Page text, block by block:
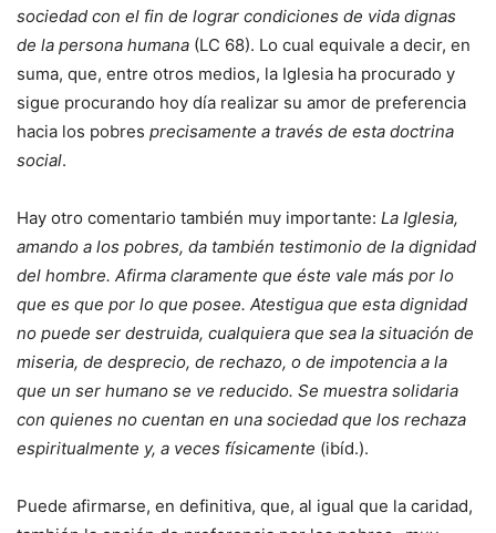
sociedad con el fin de lograr condiciones de vida dignas
de la persona humana (LC 68). Lo cual equivale a decir, en
suma, que, entre otros medios, la Iglesia ha procurado y
sigue procurando hoy día realizar su amor de preferencia
hacia los pobres precisamente a través de esta doctrina
social.
Hay otro comentario también muy importante: La Iglesia,
amando a los pobres, da también testimonio de la dignidad
del hombre. Afirma claramente que éste vale más por lo
que es que por lo que posee. Atestigua que esta dignidad
no puede ser destruida, cualquiera que sea la situación de
miseria, de desprecio, de rechazo, o de impotencia a la
que un ser humano se ve reducido. Se muestra solidaria
con quienes no cuentan en una sociedad que los rechaza
espiritualmente y, a veces físicamente (ibíd.).
Puede afirmarse, en definitiva, que, al igual que la caridad,